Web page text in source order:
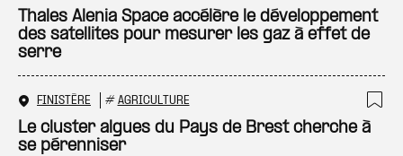
Thales Alenia Space accélère le développement
des satellites pour mesurer les gaz à effet de
serre
FINISTÈRE # AGRICULTURE
Le cluster algues du Pays de Brest cherche à
se pérenniser